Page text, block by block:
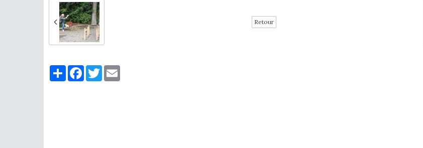
Retour
PartagerFacebook
Twitter